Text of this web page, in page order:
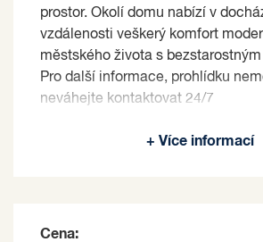
prostor. Okolí domu nabízí v
vzdálenosti veškerý komfort
městského života s
Pro další informace, prohlídku
neváhejte kontaktovat 24/7
na základě jím zvolených kritérií.
+ Více informací
Cena: